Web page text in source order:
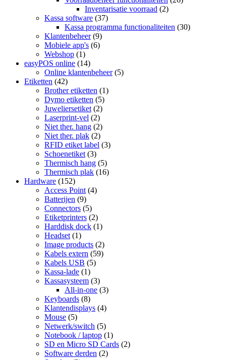
Inventarisatie voorraad (2)
Kassa software (37)
Kassa programma functionaliteiten (30)
Klantenbeheer (9)
Mobiele app's (6)
Webshop (1)
easyPOS online (14)
Online klantenbeheer (5)
Etiketten (42)
Brother etiketten (1)
Dymo etiketten (5)
Juweliersetiket (2)
Laserprint-vel (2)
Niet ther. hang (2)
Niet ther. plak (2)
RFID etiket label (3)
Schoenetiket (3)
Thermisch hang (5)
Thermisch plak (16)
Hardware (152)
Access Point (4)
Batterijen (9)
Connectors (5)
Etiketprinters (2)
Harddisk dock (1)
Headset (1)
Image products (2)
Kabels extern (59)
Kabels USB (5)
Kassa-lade (1)
Kassasysteem (3)
All-in-one (3)
Keyboards (8)
Klantendisplays (4)
Mouse (5)
Netwerk/switch (5)
Notebook / laptop (1)
SD en Micro SD Cards (2)
Software derden (2)